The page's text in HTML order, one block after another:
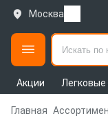
Москва
Акции Легковые
Главная